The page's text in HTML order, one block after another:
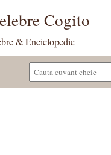
Cogito
& Enciclopedie